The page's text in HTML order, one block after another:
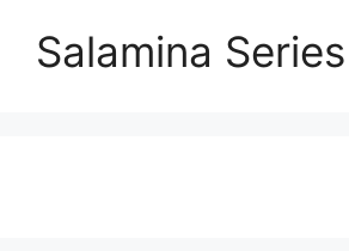
Salamina Series